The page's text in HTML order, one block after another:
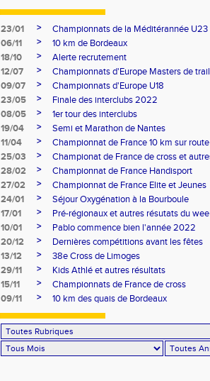
23/01 >
Championnats de la Méditérannée U23
06/11
>
10 km de Bordeaux
18/10
>
Alerte recrutement
12/07
>
Championnats d'Europe Masters de trail
09/07
>
Championnats d'Europe U18
23/05
>
Finale des interclubs 2022
08/05
>
1er tour des interclubs
19/04
>
Semi et Marathon de Nantes
11/04
>
Championnat de France 10 km sur route
25/03
>
Championat de France de cross et
28/02
>
Championnat de France Handisport
27/02
>
Championnat de France Elite et Jeunes
24/01
>
Séjour Oxygénation à la Bourboule
17/01
>
Pré-régionaux et autres résutats du
10/01
>
Pablo commence bien l'année 2022
20/12
>
Dernières compétitions avant les fêtes
13/12
>
38e Cross de Limoges
29/11
>
Kids Athlé et autres résultats
15/11
>
Championnats de France de cross
09/11
> 10 km des quais de Bordeaux